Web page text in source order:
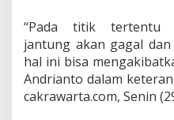
“Pada titik tertentu
jantung akan gagal
hal ini bisa
Andrianto dalam
cakrawarta.com, Senin